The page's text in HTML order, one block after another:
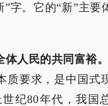
”字。它的“新”主要
人民的共同富裕。
质要求，是中国式
纪80年代，我国